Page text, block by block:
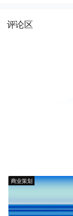
评论区
商业策划